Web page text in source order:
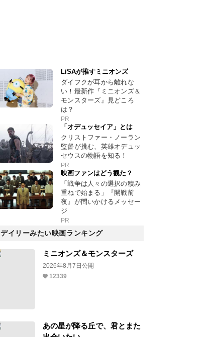
LiSAが推すミニオンズ
ダイフクが耳から離れな
い！最新作『ミニオンズ＆
モンスターズ』見どころ
は？
PR
「オデュッセイア」とは
クリストファー・ノーラン
監督が挑む、英雄オデュッ
セウスの物語を知る！
PR
映画ファンはどう観た？
「戦争は人々の選択の積み
重ねで始まる」『開戦前
夜』が問いかけるメッセー
ジ
PR
デイリーみたい映画ランキング
ミニオンズ＆モンスターズ
2026年8月7日公開
12339
あの星が降る丘で、君とまた